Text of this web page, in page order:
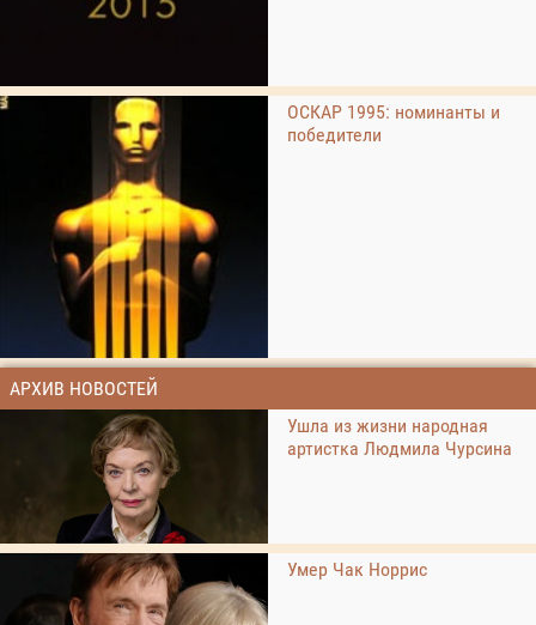
ОСКАР 1995: номинанты и
победители
АРХИВ НОВОСТЕЙ
Ушла из жизни народная
артистка Людмила Чурсина
Умер Чак Норрис